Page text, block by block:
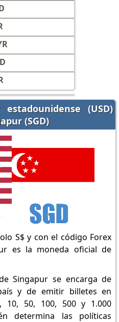
(USD)
(SGD)
S$ y con el código Forex
es la moneda oficial de
Singapur se encarga de
y de emitir billetes en
10, 50, 100, 500 y 1.000
determina las políticas